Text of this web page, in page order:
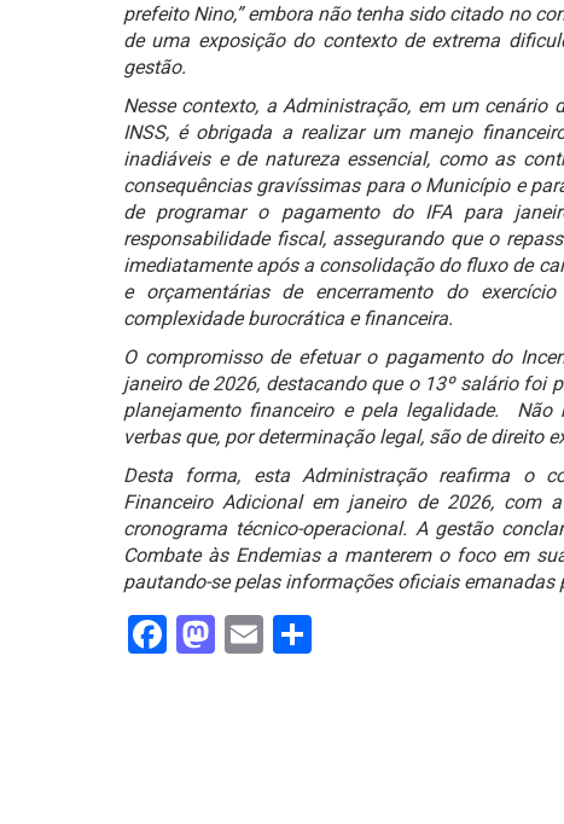
prefeito Nino,” embora não tenha sido citado no
de uma exposição do contexto de extrema
gestão.
Nesse contexto, a Administração, em um
INSS, é obrigada a realizar um manejo
inadiáveis e de natureza essencial, como as
consequências gravíssimas para o Município e
de programar o pagamento do IFA para
responsabilidade fiscal, assegurando que o
imediatamente após a consolidação do fluxo de
e orçamentárias de encerramento do
complexidade burocrática e financeira.
O compromisso de efetuar o pagamento do
janeiro de 2026, destacando que o 13º salário foi
planejamento financeiro e pela legalidade. Não
verbas que, por determinação legal, são de direito
Desta forma, esta Administração reafirma o
Financeiro Adicional em janeiro de 2026, com
cronograma técnico-operacional. A gestão
Combate às Endemias a manterem o foco em
pautando-se pelas informações oficiais
Facebook
Mastodon
Email